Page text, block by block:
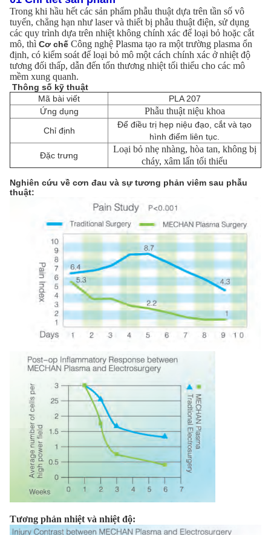
Trong khi hầu hết các sản phẩm phẫu thuật dựa trên tần số vô
tuyến, chẳng hạn như laser và thiết bị phẫu thuật điện, sử dụng
các quy trình dựa trên nhiệt không chính xác để loại bỏ hoặc cắt
mô, thì Cơ chế Công nghệ Plasma tạo ra một trường plasma ổn
định, có kiểm soát để loại bỏ mô một cách chính xác ở nhiệt độ
tương đối thấp, dẫn đến tổn thương nhiệt tối thiểu cho các mô
mềm xung quanh.
Thông số kỹ thuật
Mã bài viết
PLA 207
Ứng dụng
Phẫu thuật niệu khoa
Chỉ định
Để điều trị hẹp niệu đạo, cắt và tạo
hình điểm liên tục.
Đặc trưng
Loại bỏ nhẹ nhàng, hòa tan, không bị
cháy, xâm lấn tối thiểu
Nghiên cứu về cơn đau và sự tương phản viêm sau phẫu
thuật:
Tương phản nhiệt và nhiệt độ: